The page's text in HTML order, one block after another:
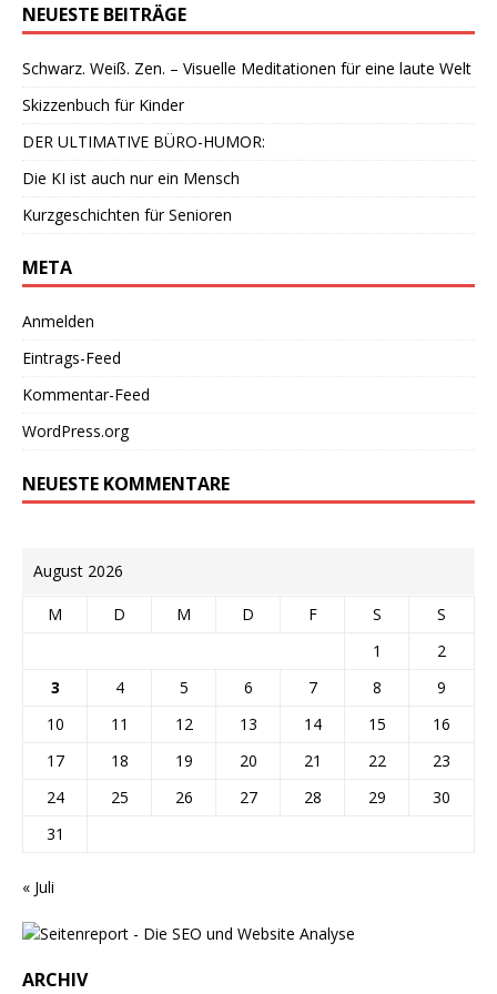
NEUESTE BEITRÄGE
Schwarz. Weiß. Zen. – Visuelle Meditationen für eine laute Welt
Skizzenbuch für Kinder
DER ULTIMATIVE BÜRO-HUMOR:
Die KI ist auch nur ein Mensch
Kurzgeschichten für Senioren
META
Anmelden
Eintrags-Feed
Kommentar-Feed
WordPress.org
NEUESTE KOMMENTARE
August 2026
M D M D F S
S
1
2
3
4 5 6 7 8
9
10
11 12 13 14 15
16
17
18 19 20 21 22
23
24
25 26 27 28 29
30
31
« Juli
ARCHIV